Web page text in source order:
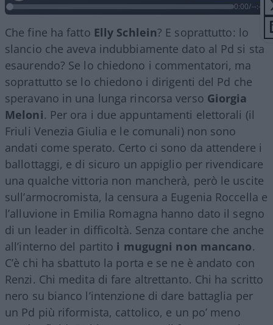
0:00/--:--
Che fine ha fatto Elly Schlein? E soprattutto: lo
slancio che aveva indubbiamente dato al Pd si sta
esaurendo? Se lo chiedono i commentatori, ma
soprattutto se lo chiedono i dirigenti del Pd che
speravano in una lunga rincorsa verso Giorgia
Meloni. Per ora i due appuntamenti elettorali (il
Friuli Venezia Giulia e le comunali) non sono
andati come sperato. Certo ci sono da attendere i
ballottaggi, e di sicuro un appiglio per rivendicare
una qualche vittoria non mancherà, però le uscite
sull’armocromista, la censura a Eugenia Roccella e
l’alluvione in Emilia Romagna hanno dato il segno
di un leader in difficoltà. Senza contare che anche
all’interno del partito i mugugni non mancano.
C’è chi ha sbattuto la porta e se ne è andato con
Renzi. Chi medita di fare altrettanto. Chi ha scritto
nero su bianco l’intenzione di dare battaglia per
un Pd più riformista, cattolico, e un po’ meno